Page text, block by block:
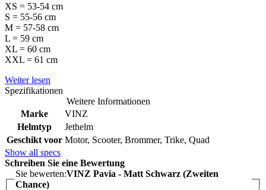
XS = 53-54 cm
S = 55-56 cm
M = 57-58 cm
L = 59 cm
XL = 60 cm
XXL = 61 cm
Weiter lesen
Spezifikationen
Weitere Informationen
Marke
VINZ
Helmtyp
Jethelm
Geschikt voor Motor, Scooter, Brommer, Trike, Quad
Show all specs
Schreiben Sie eine Bewertung
Sie bewerten:VINZ Pavia - Matt Schwarz (Zweiten
Chance)